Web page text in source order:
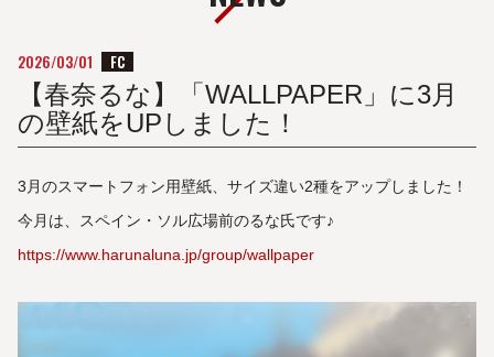
2026/03/01 FC
【春奈るな】「WALLPAPER」に3月
の壁紙をUPしました！
3月のスマートフォン用壁紙、サイズ違い2種をアップしました！
今月は、スペイン・ソル広場前のるな氏です♪
https://www.harunaluna.jp/group/wallpaper